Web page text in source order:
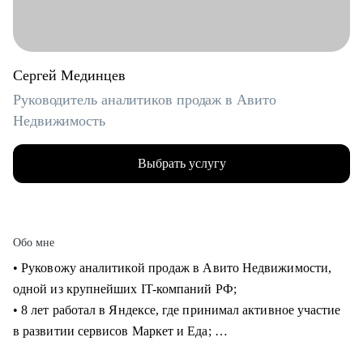
Сергей Мединцев
Руководитель аналитиков продаж в Авито
Недвижимость
Выбрать услугу
Обо мне
• Руковожу аналитикой продаж в Авито Недвижимости,
одной из крупнейших IT-компаний РФ;
• 8 лет работал в Яндексе, где принимал активное участие
в развитии сервисов Маркет и Еда;